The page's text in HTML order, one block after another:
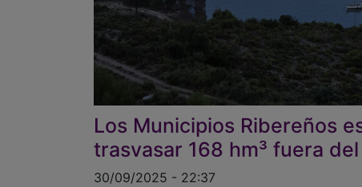
Los Municipios Ribereños
trasvasar 168 hm³ fuera
30/09/2025 - 22:37